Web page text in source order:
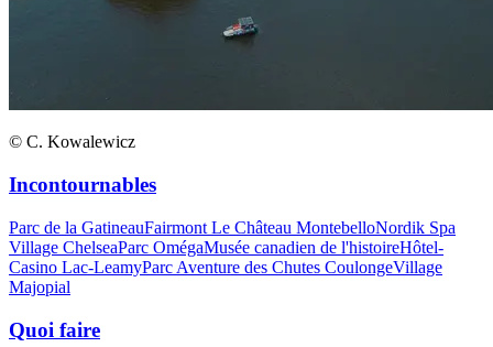
© C. Kowalewicz
Incontournables
Parc de la GatineauFairmont Le Château MontebelloNordik Spa
Village ChelseaParc OmégaMusée canadien de l'histoireHôtel-
Casino Lac-LeamyParc Aventure des Chutes CoulongeVillage
Majopial
Quoi faire